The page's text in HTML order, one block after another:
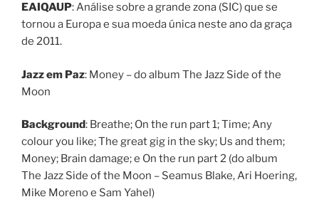
EAIQAUP: Análise sobre a grande zona (SIC) que se
tornou a Europa e sua moeda única neste ano da graça
de 2011.
Jazz em Paz: Money – do album The Jazz Side of the
Moon
Background: Breathe; On the run part 1; Time; Any
colour you like; The great gig in the sky; Us and them;
Money; Brain damage; e On the run part 2 (do album
The Jazz Side of the Moon – Seamus Blake, Ari Hoering,
Mike Moreno e Sam Yahel)